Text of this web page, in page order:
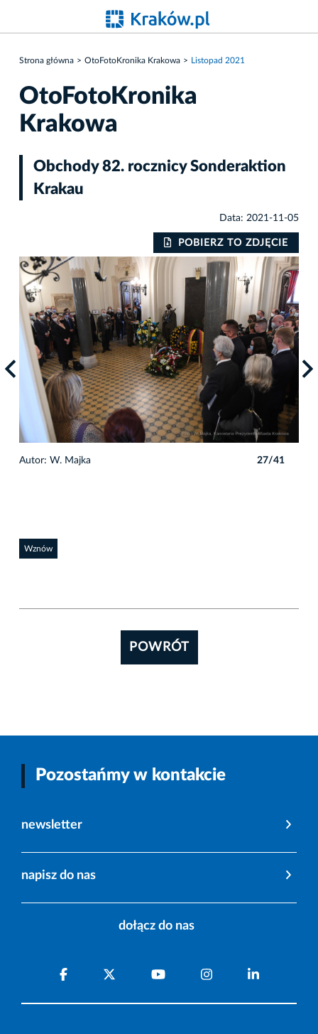
Strona główna OtoFotoKronika Krakowa Listopad 2021
OtoFotoKronika
Krakowa
Obchody 82. rocznicy Sonderaktion
Krakau
Data: 2021-11-05
POBIERZ TO ZDJĘCIE
Autor: W. Majka 27/41
Wznów
POWRÓT
Pozostańmy w kontakcie
newsletter
napisz do nas
dołącz do nas